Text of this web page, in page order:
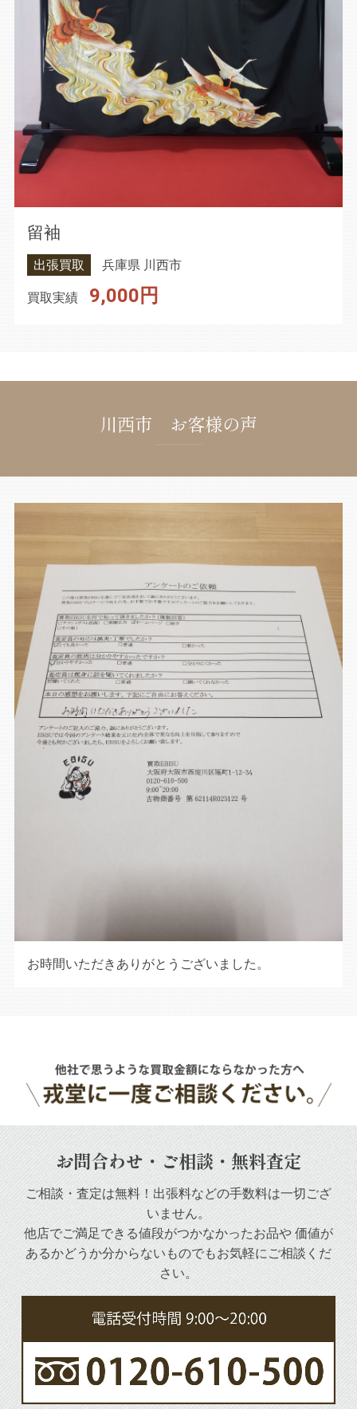
留袖
出張買取 兵庫県 川西市
買取実績 9,000円
川西市 お客様の声
お時間いただきありがとうございました。
お問合わせ・ご相談・無料査定
ご相談・査定は無料！出張料などの手数料は一切ござ
いません。
他店でご満足できる値段がつかなかったお品や 価値が
あるかどうか分からないものでもお気軽にご相談くだ
さい。